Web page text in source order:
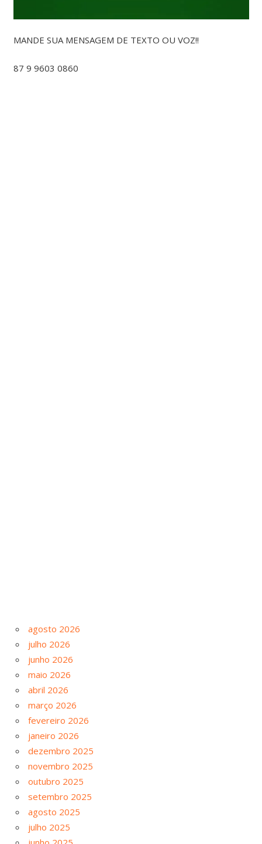
MANDE SUA MENSAGEM DE TEXTO OU VOZ!!
87 9 9603 0860
agosto 2026
julho 2026
junho 2026
maio 2026
abril 2026
março 2026
fevereiro 2026
janeiro 2026
dezembro 2025
novembro 2025
outubro 2025
setembro 2025
agosto 2025
julho 2025